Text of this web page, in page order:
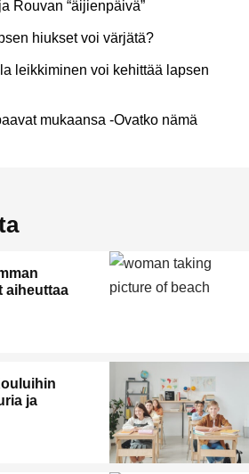
Rouvan “äijienpäivä”
hiukset voi värjätä?
leikkiminen voi kehittää lapsen
mukaansa -Ovatko nämä
aiheuttaa
ja